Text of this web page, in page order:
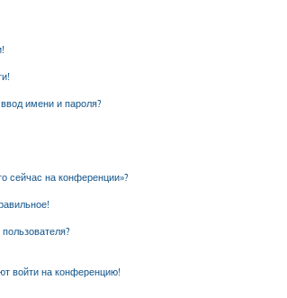
имени и пароля?
сейчас на конференции»?
войти на конференцию!